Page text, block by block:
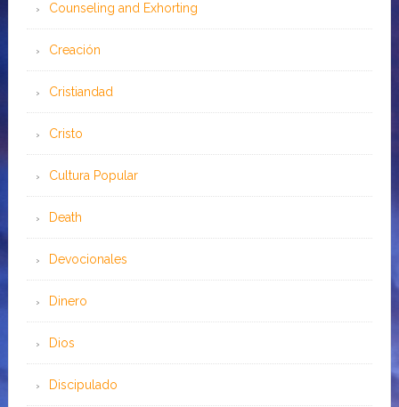
Counseling and Exhorting
Creación
Cristiandad
Cristo
Cultura Popular
Death
Devocionales
Dinero
Dios
Discipulado